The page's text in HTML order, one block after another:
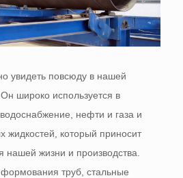
увидеть повсюду в нашей
широко используется в
нефти и газа и
жидкостей, который приносит
нашей жизни и производства.
труб, стальные